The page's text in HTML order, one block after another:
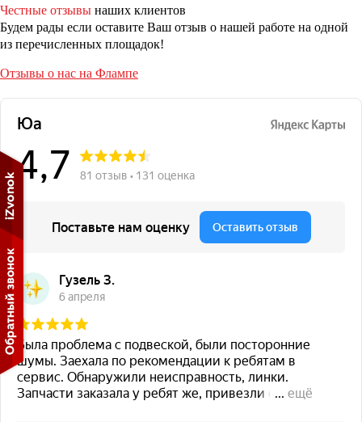
Честные отзывы наших клиентов
Будем рады если оставите Ваш отзыв о нашей работе на одной
из перечисленных площадок!
Отзывы о нас на Флампе